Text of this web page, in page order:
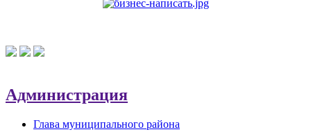
Администрация
Глава муниципального района